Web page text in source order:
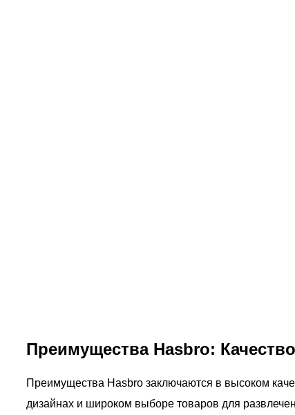
Преимущества Hasbro:
Преимущества Hasbro заключаются в высоком
дизайнах и широком выборе товаров для